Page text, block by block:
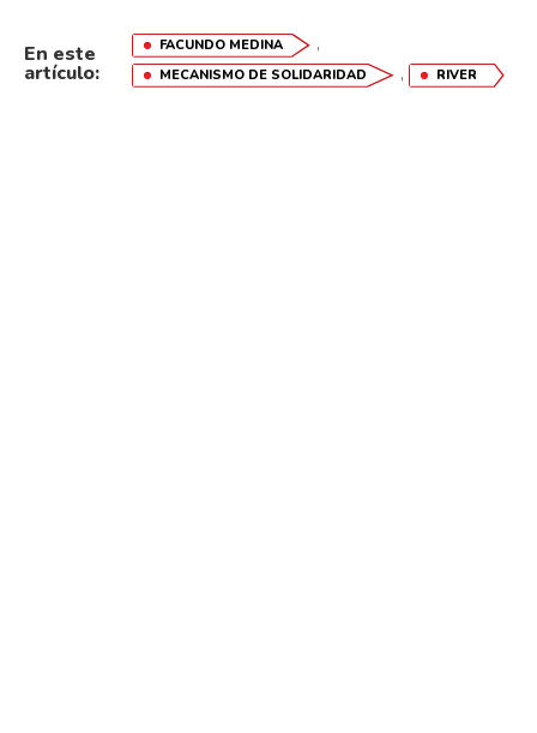
En este
artículo:
FACUNDO MEDINA ,
MECANISMO DE SOLIDARIDAD , RIVER